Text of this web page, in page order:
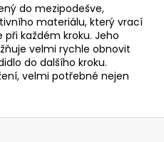
do mezipodešve,
materiálu, který vrací
každém kroku. Jeho
velmi rychle obnovit
do dalšího kroku.
velmi potřebné nejen